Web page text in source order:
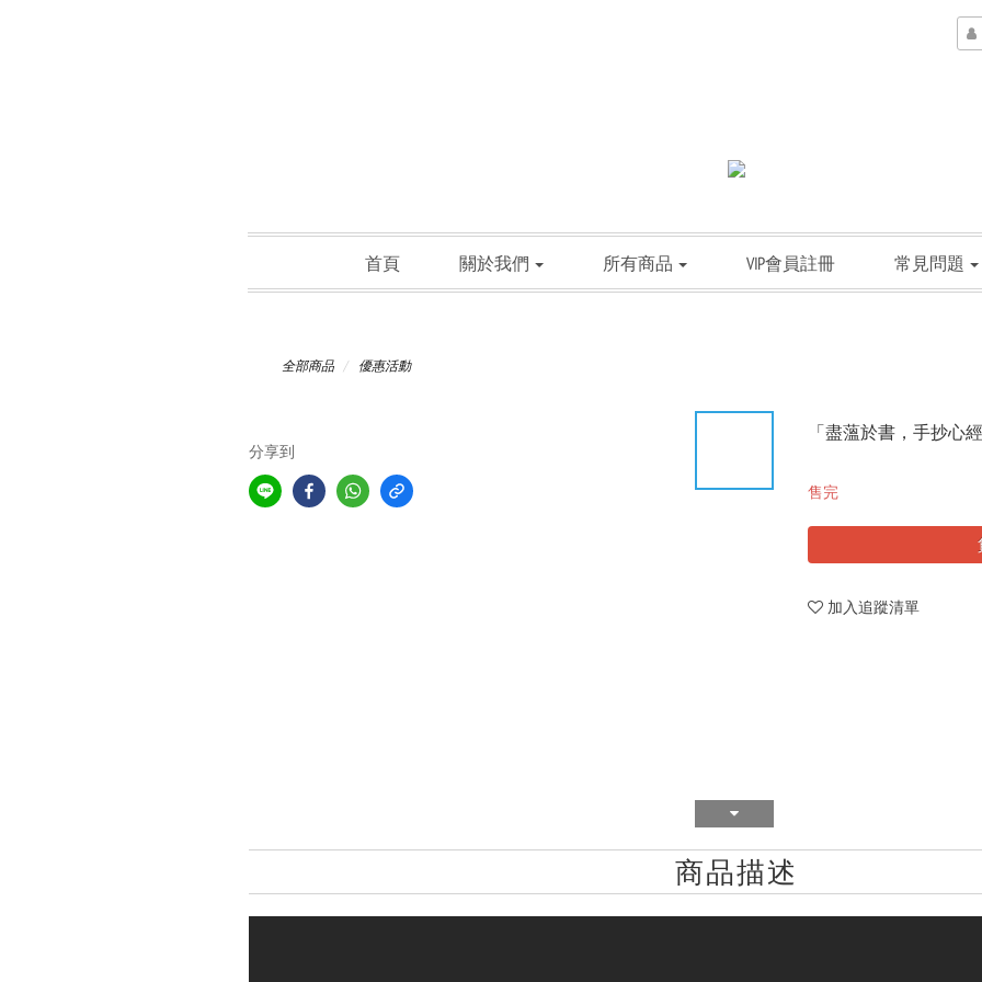
首頁 關於我們 所有商品 VIP會員註冊 常見問題
全部商品 優惠活動
分享到
「盡薀於書，手抄心
售完
加入追蹤清單
商品描述